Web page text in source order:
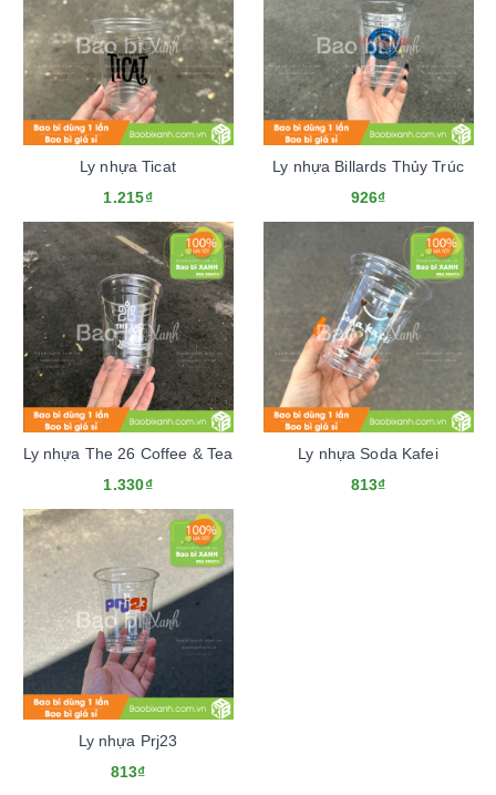
Ly nhựa Ticat
1.215₫
Ly nhựa Billards Thủy Trúc
926₫
Ly nhựa The 26 Coffee & Tea
1.330₫
Ly nhựa Soda Kafei
813₫
Ly nhựa Prj23
813₫